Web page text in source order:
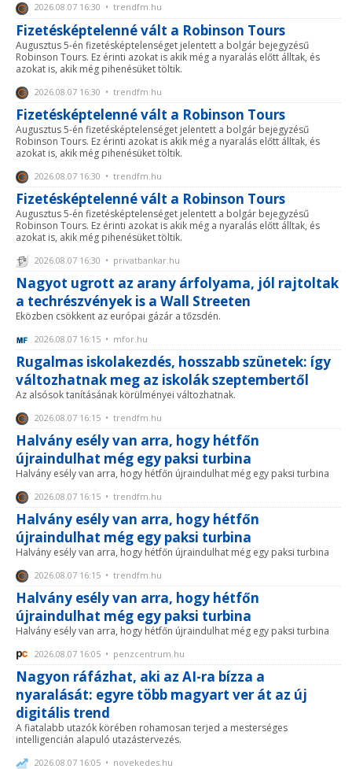
2026.08.07 16:30 • trendfm.hu
Fizetésképtelenné vált a Robinson Tours
Augusztus 5-én fizetésképtelenséget jelentett a bolgár bejegyzésű
Robinson Tours. Ez érinti azokat is akik még a nyaralás előtt álltak, és
azokat is, akik még pihenésüket töltik.
2026.08.07 16:30 • trendfm.hu
Fizetésképtelenné vált a Robinson Tours
Augusztus 5-én fizetésképtelenséget jelentett a bolgár bejegyzésű
Robinson Tours. Ez érinti azokat is akik még a nyaralás előtt álltak, és
azokat is, akik még pihenésüket töltik.
2026.08.07 16:30 • trendfm.hu
Fizetésképtelenné vált a Robinson Tours
Augusztus 5-én fizetésképtelenséget jelentett a bolgár bejegyzésű
Robinson Tours. Ez érinti azokat is akik még a nyaralás előtt álltak, és
azokat is, akik még pihenésüket töltik.
2026.08.07 16:30 • privatbankar.hu
Nagyot ugrott az arany árfolyama, jól rajtoltak
a techrészvények is a Wall Streeten
Eközben csökkent az európai gázár a tőzsdén.
2026.08.07 16:15 • mfor.hu
Rugalmas iskolakezdés, hosszabb szünetek: így
változhatnak meg az iskolák szeptembertől
Az alsósok tanításának körülményei változhatnak.
2026.08.07 16:15 • trendfm.hu
Halvány esély van arra, hogy hétfőn
újraindulhat még egy paksi turbina
Halvány esély van arra, hogy hétfőn újraindulhat még egy paksi turbina
2026.08.07 16:15 • trendfm.hu
Halvány esély van arra, hogy hétfőn
újraindulhat még egy paksi turbina
Halvány esély van arra, hogy hétfőn újraindulhat még egy paksi turbina
2026.08.07 16:15 • trendfm.hu
Halvány esély van arra, hogy hétfőn
újraindulhat még egy paksi turbina
Halvány esély van arra, hogy hétfőn újraindulhat még egy paksi turbina
2026.08.07 16:05 • penzcentrum.hu
Nagyon ráfázhat, aki az AI-ra bízza a
nyaralását: egyre több magyart ver át az új
digitális trend
A fiatalabb utazók körében rohamosan terjed a mesterséges
intelligencián alapuló utazástervezés.
2026.08.07 16:05 • novekedes.hu